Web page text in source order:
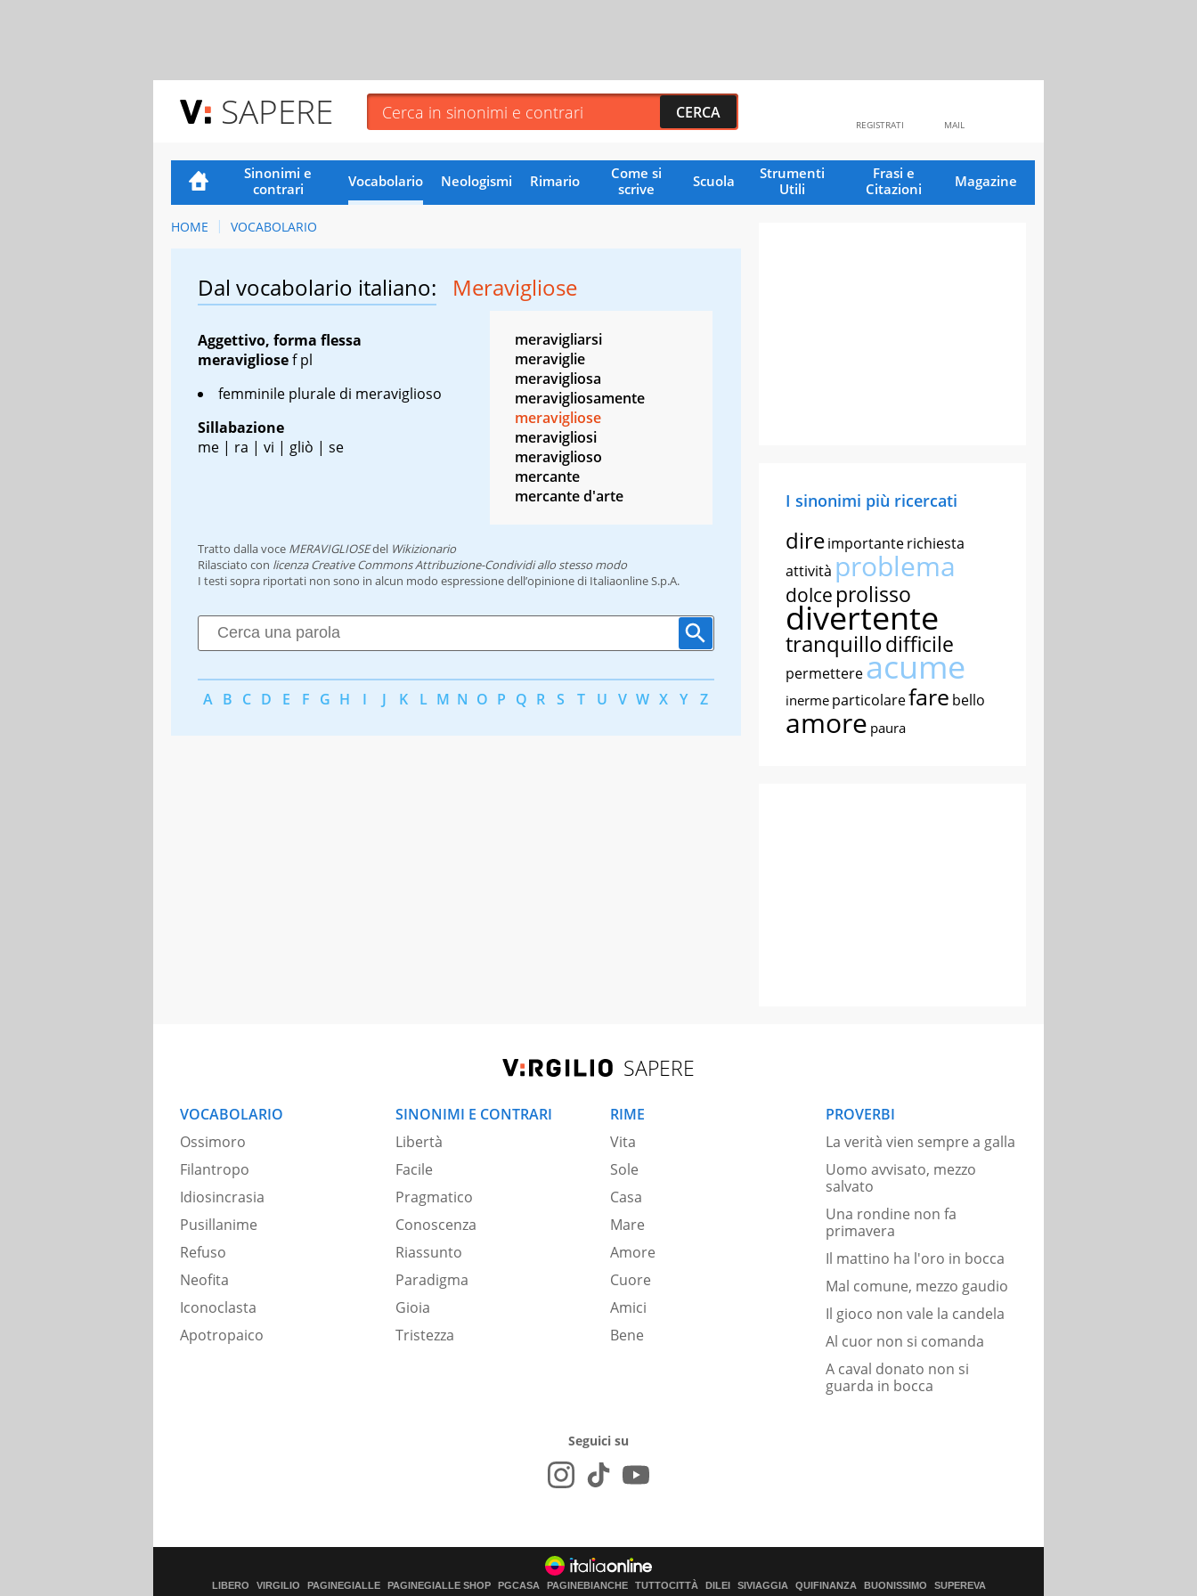
SAPERE MAIL
REGISTRATI
Sinonimi e
contrari
Vocabolario Neologismi Rimario
Come si
scrive
Scuola
Strumenti
Utili
Frasi e
Citazioni
Magazine
HOME VOCABOLARIO
Dal vocabolario italiano: Meravigliose
Aggettivo, forma flessa
meravigliosef pl
femminile plurale di meraviglioso
Sillabazione
me | ra | vi | gliò | se
meravigliarsi
meraviglie
meravigliosa
meravigliosamente
meravigliose
meravigliosi
meraviglioso
mercante
mercante d'arte
Tratto dalla voce MERAVIGLIOSEdel Wikizionario
Rilasciato con licenza Creative Commons Attribuzione-Condividi allo stesso modo
I testi sopra riportati non sono in alcun modo espressione dell’opinione di Italiaonline S.p.A.
A B C D E F G H I J K L M N O P Q R S T U V W X Y Z
I sinonimi più ricercati
direimportanterichiesta
attività problema
dolce prolisso
divertente
tranquillodifficile
permettereacume
inerme particolarefare bello
amore paura
SAPERE
VOCABOLARIO
Ossimoro
Filantropo
Idiosincrasia
Pusillanime
Refuso
Neofita
Iconoclasta
Apotropaico
SINONIMI E CONTRARI
Libertà
Facile
Pragmatico
Conoscenza
Riassunto
Paradigma
Gioia
Tristezza
RIME
Vita
Sole
Casa
Mare
Amore
Cuore
Amici
Bene
PROVERBI
La verità vien sempre a galla
Uomo avvisato, mezzo
salvato
Una rondine non fa
primavera
Il mattino ha l'oro in bocca
Mal comune, mezzo gaudio
Il gioco non vale la candela
Al cuor non si comanda
A caval donato non si
guarda in bocca
Seguici su
LIBERO VIRGILIO PAGINEGIALLE PAGINEGIALLE SHOP PGCASA PAGINEBIANCHE TUTTOCITTÀ DILEI SIVIAGGIA QUIFINANZA BUONISSIMO SUPEREVA